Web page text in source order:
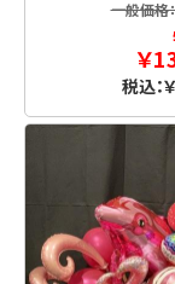
一般価格
￥
税込：